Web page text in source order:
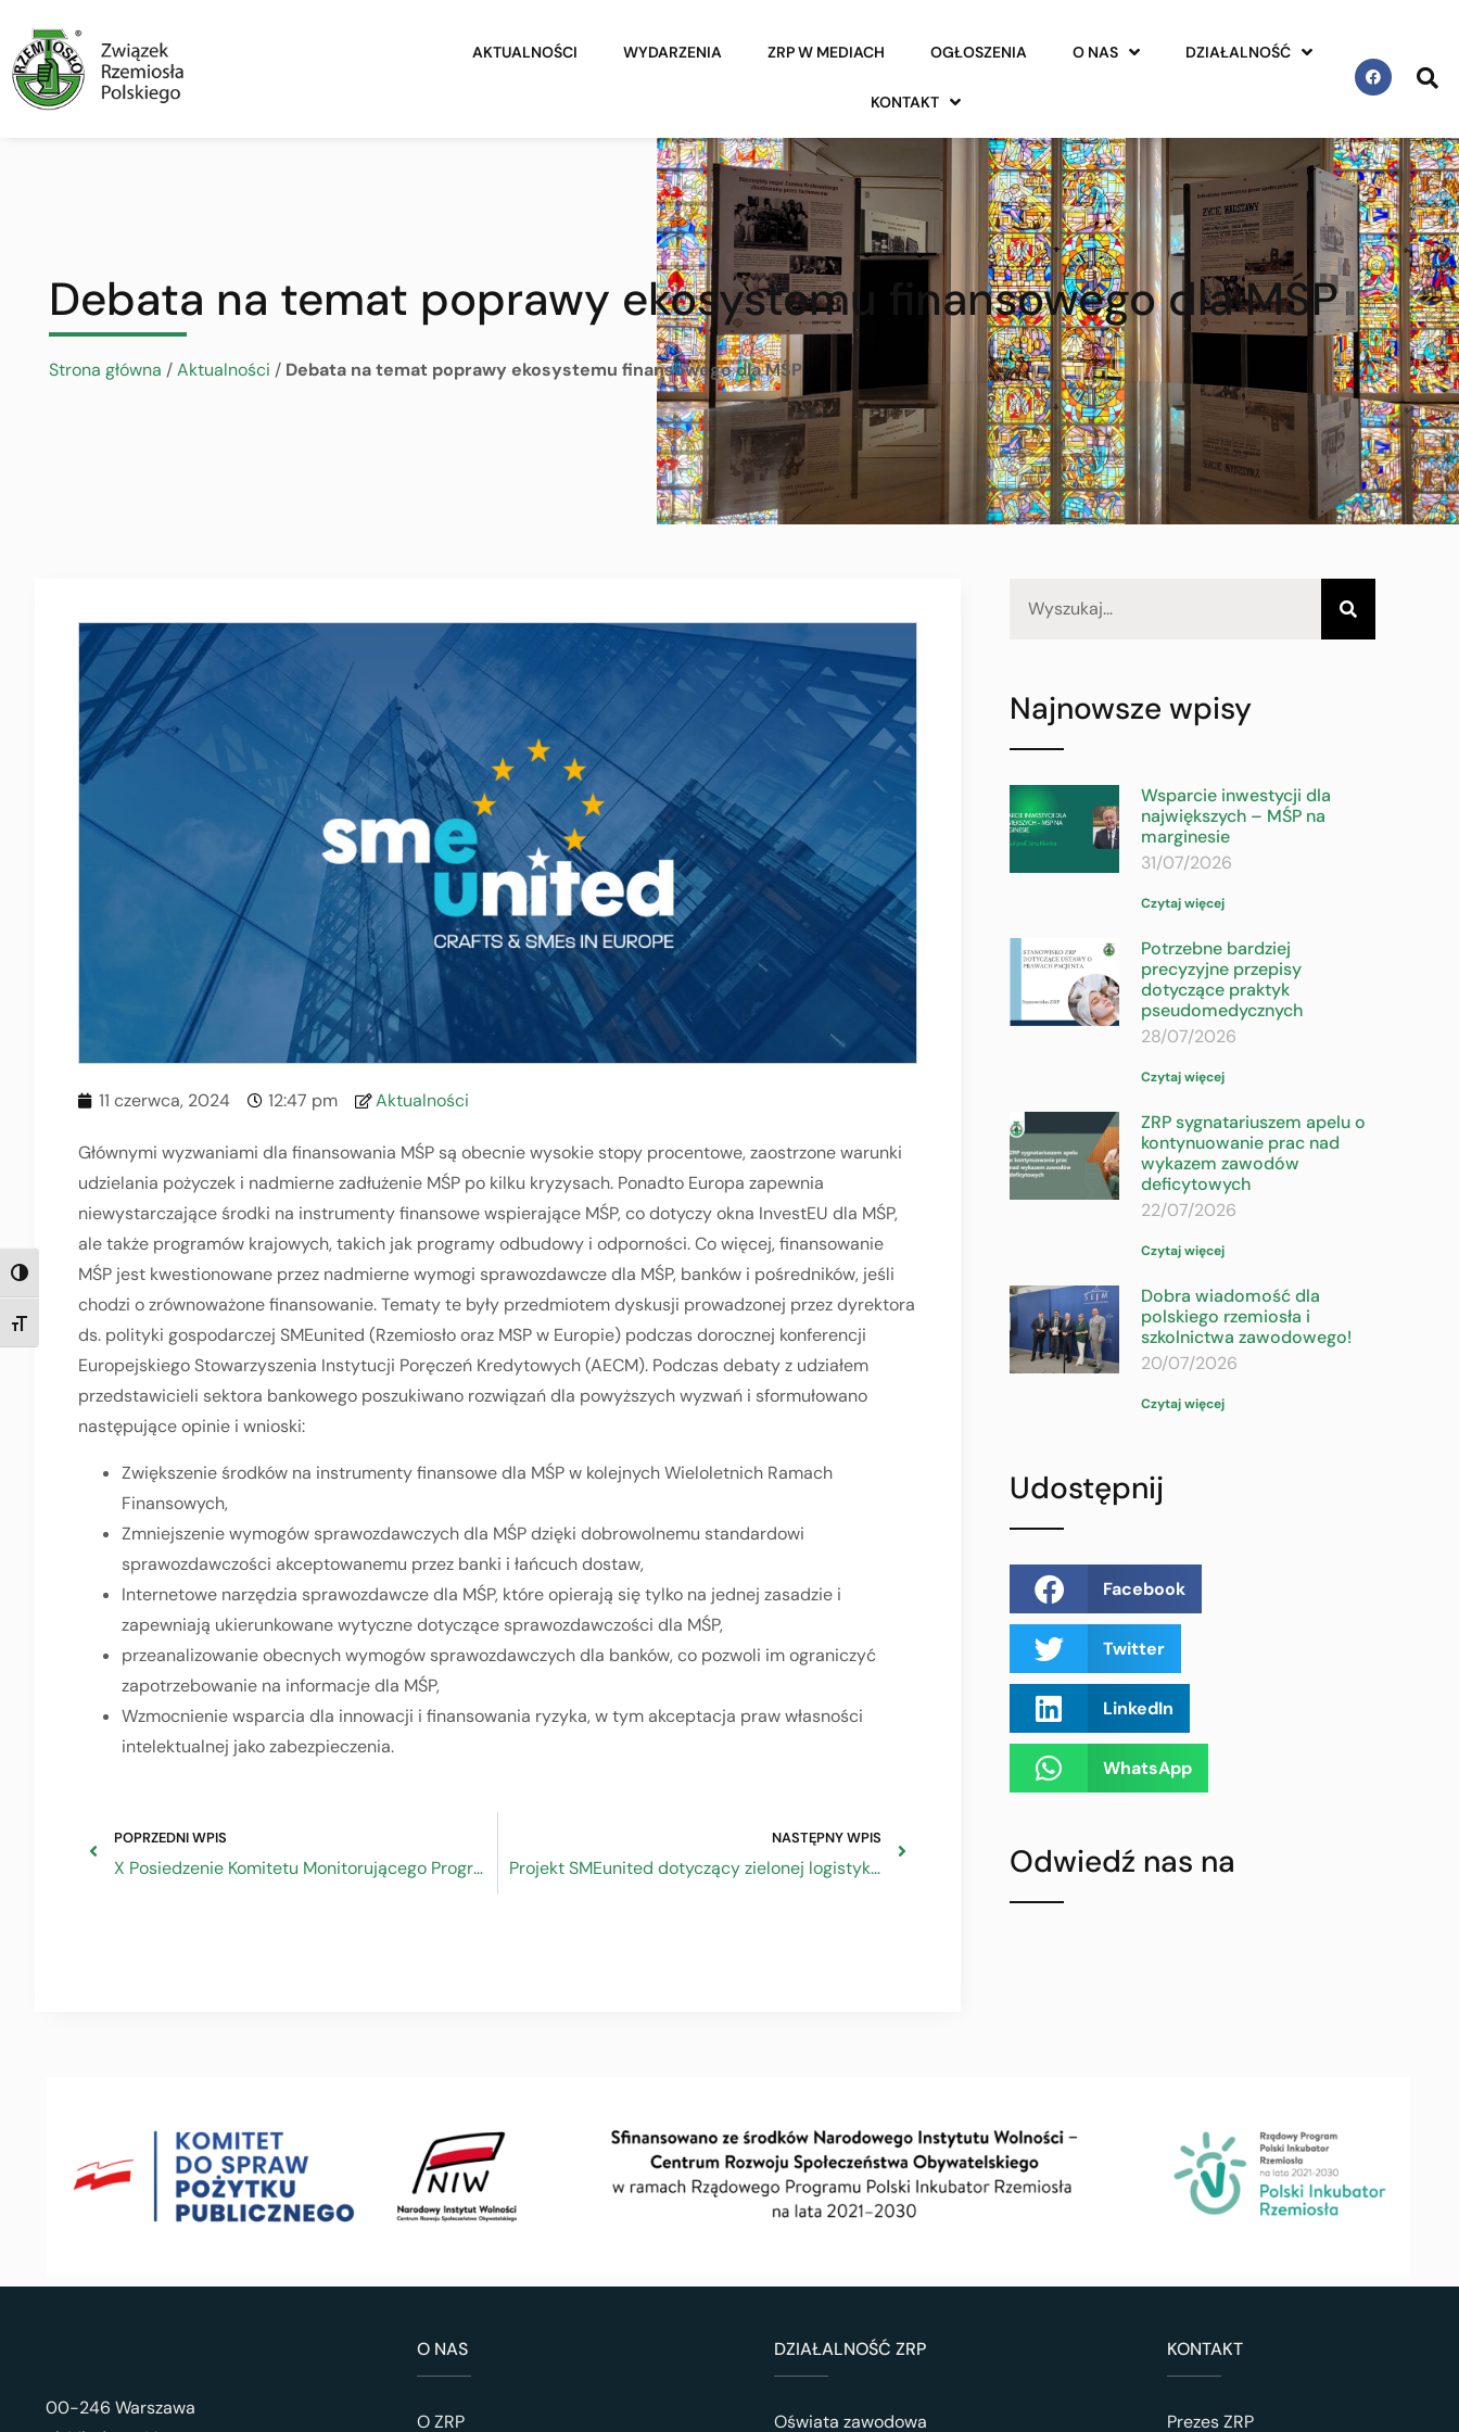
TOGGLE HIGH CONTRAST
TOGGLE FONT SIZE
AKTUALNOŚCI WYDARZENIA ZRP W MEDIACH OGŁOSZENIA O NAS DZIAŁALNOŚĆ
KONTAKT
Debata na temat poprawy ekosystemu finansowego dla MŚP
Strona główna /Aktualności / Debata na temat poprawy ekosystemu finansowego dla MŚP
11 czerwca, 2024 12:47 pm Aktualności
Głównymi wyzwaniami dla finansowania MŚP są obecnie wysokie stopy procentowe, zaostrzone warunki
udzielania pożyczek i nadmierne zadłużenie MŚP po kilku kryzysach. Ponadto Europa zapewnia
niewystarczające środki na instrumenty finansowe wspierające MŚP, co dotyczy okna InvestEU dla MŚP,
ale także programów krajowych, takich jak programy odbudowy i odporności. Co więcej, finansowanie
MŚP jest kwestionowane przez nadmierne wymogi sprawozdawcze dla MŚP, banków i pośredników, jeśli
chodzi o zrównoważone finansowanie. Tematy te były przedmiotem dyskusji prowadzonej przez dyrektora
ds. polityki gospodarczej SMEunited (Rzemiosło oraz MSP w Europie) podczas dorocznej konferencji
Europejskiego Stowarzyszenia Instytucji Poręczeń Kredytowych (AECM). Podczas debaty z udziałem
przedstawicieli sektora bankowego poszukiwano rozwiązań dla powyższych wyzwań i sformułowano
następujące opinie i wnioski:
Zwiększenie środków na instrumenty finansowe dla MŚP w kolejnych Wieloletnich Ramach
Finansowych,
Zmniejszenie wymogów sprawozdawczych dla MŚP dzięki dobrowolnemu standardowi
sprawozdawczości akceptowanemu przez banki i łańcuch dostaw,
Internetowe narzędzia sprawozdawcze dla MŚP, które opierają się tylko na jednej zasadzie i
zapewniają ukierunkowane wytyczne dotyczące sprawozdawczości dla MŚP,
przeanalizowanie obecnych wymogów sprawozdawczych dla banków, co pozwoli im ograniczyć
zapotrzebowanie na informacje dla MŚP,
Wzmocnienie wsparcia dla innowacji i finansowania ryzyka, w tym akceptacja praw własności
intelektualnej jako zabezpieczenia.
POPRZEDNI WPIS
X Posiedzenie Komitetu Monitorującego Program Fundusze Europejskie dla Rozwoju Społecznego 2021-2027
NASTĘPNY WPIS
Projekt SMEunited dotyczący zielonej logistyki śródmiejskiej dla MŚP
Najnowsze wpisy
Wsparcie inwestycji dla
największych – MŚP na
marginesie
31/07/2026
Czytaj więcej
Potrzebne bardziej
precyzyjne przepisy
dotyczące praktyk
pseudomedycznych
28/07/2026
Czytaj więcej
ZRP sygnatariuszem apelu o
kontynuowanie prac nad
wykazem zawodów
deficytowych
22/07/2026
Czytaj więcej
Dobra wiadomość dla
polskiego rzemiosła i
szkolnictwa zawodowego!
20/07/2026
Czytaj więcej
Udostępnij
Facebook
Twitter
LinkedIn
WhatsApp
Odwiedź nas na
00-246 Warszawa
O NAS
O ZRP
DZIAŁALNOŚĆ ZRP
Oświata zawodowa
KONTAKT
Prezes ZRP